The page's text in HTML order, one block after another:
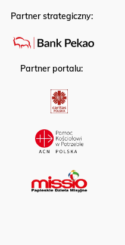
Partner strategiczny:
Partner portalu: